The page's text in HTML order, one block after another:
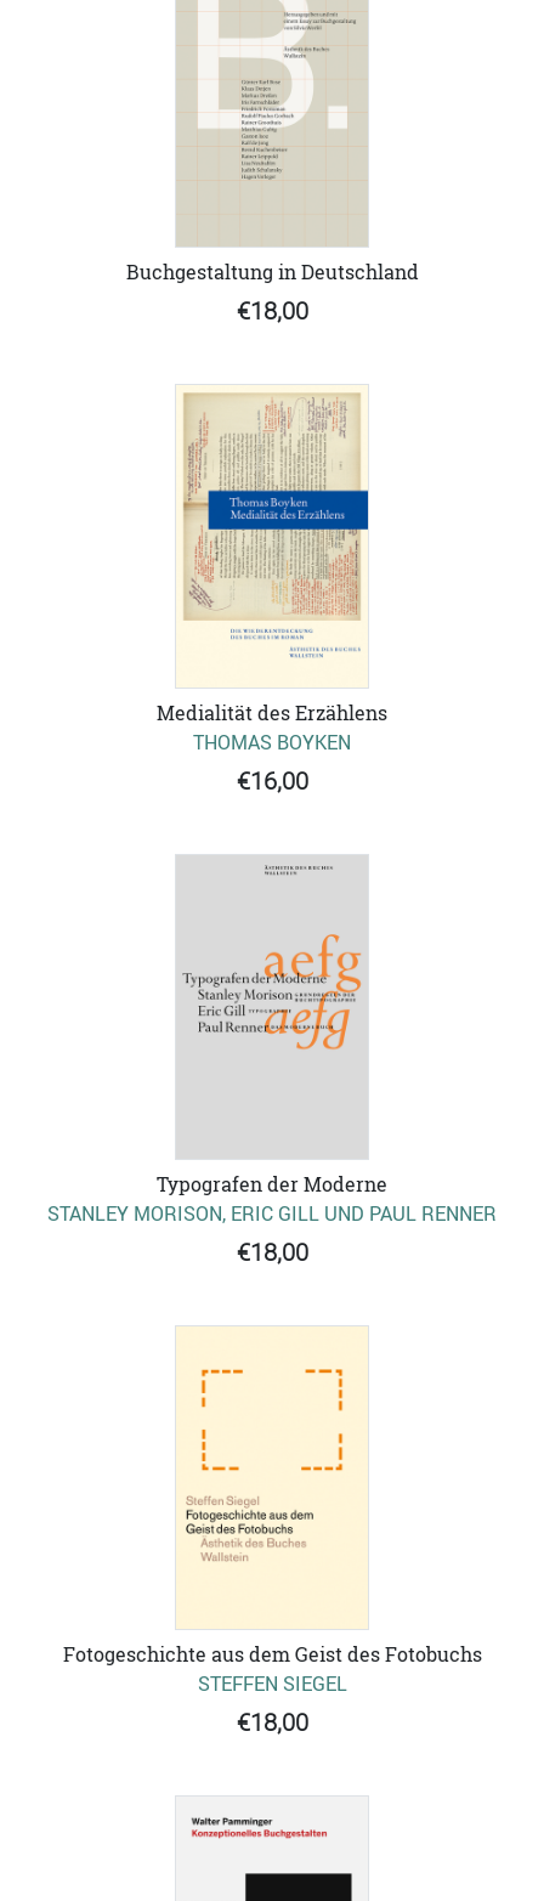
Buchgestaltung in Deutschland
€18,00
Medialität des Erzählens
THOMAS BOYKEN
€16,00
Typografen der Moderne
STANLEY MORISON, ERIC GILL UND PAUL RENNER
€18,00
Fotogeschichte aus dem Geist des Fotobuchs
STEFFEN SIEGEL
€18,00